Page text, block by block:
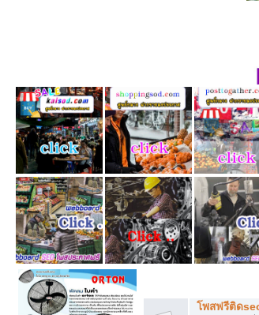
โพสฟรีติด